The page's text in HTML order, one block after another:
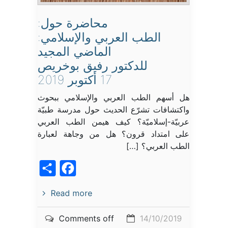
محاضرة حول:
الطب العربي والإسلامي:
الماضي المجيد
للدكتور رفيق بوخريص
17 أكتوبر 2019
هل أسهم الطب العربي والإسلامي ببحوث
واكتشافات تشرّع الحديث حول مدرسة طبيّة
عربيّة-إسلاميّة؟ كيف هيمن الطب العربي
على امتداد قرون؟ هل من وجاهة لعبارة
الطب العربي؟ […]
Read more
14/10/2019
Comments off